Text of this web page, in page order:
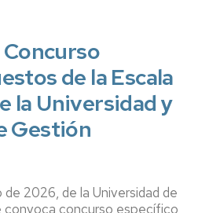
de la Escala
la Universidad y
Gestión
de 2026, de la Universidad de
convoca concurso específico